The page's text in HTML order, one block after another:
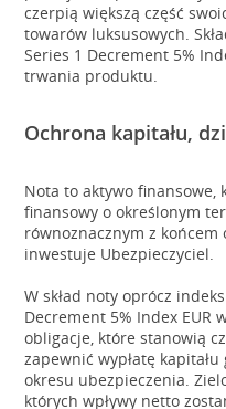
czerpią większą część
towarów luksusowych.
Series 1 Decrement 5%
trwania produktu.
Ochrona kapitału,
Nota to aktywo
finansowy o określonym
równoznacznym z
inwestuje Ubezpieczyciel.
W skład noty oprócz
Decrement 5% Index EUR
obligacje, które stanowią
zapewnić wypłatę
okresu ubezpieczenia.
których wpływy netto